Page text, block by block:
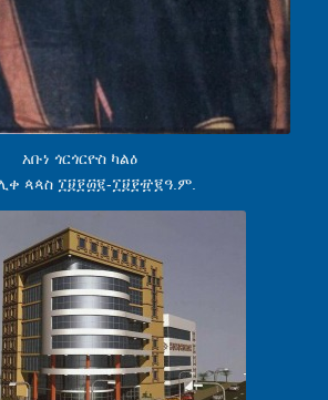
አቡነ ጎርጎርዮስ ካልዕ
ጳጳስ ፲፱፻፴፪-፲፱፻፹፪ዓ.ም.